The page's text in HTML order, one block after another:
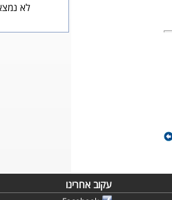
לא
עקוב אחרינו